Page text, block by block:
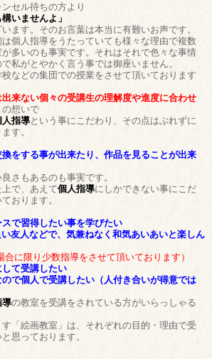
セル待ちの方より
いませんよ」
ます。そのお言葉は本当に有難いお声です。
個人指導をうたっていても様々な理由で複数
多いのも事実です。それはそれで色々な事情
私がとやかく言う事では御座いません。
などの集団での授業をさせて頂いております
出来ない個々の受講生の理解度や進度に合わせ
の想いで
人指導という事にこだわり、その点はぶれずに
す。
換をする事が出来たり、作品を見ることが出来
さもあるのも事実です。
で、あえて個人指導にしかできない事にこだ
おります。
スで習得したい事を学びたい
友人などで、気兼ねなく和気あいあいと楽しん
に限り少数指導をさせて頂いております）
して受講したい
ので個人で受講したい（人付き合いが得意では
導の教室を受講をされている方がいらっしゃる
「絵画教室」は、それぞれの目的・理由で受
思っております。